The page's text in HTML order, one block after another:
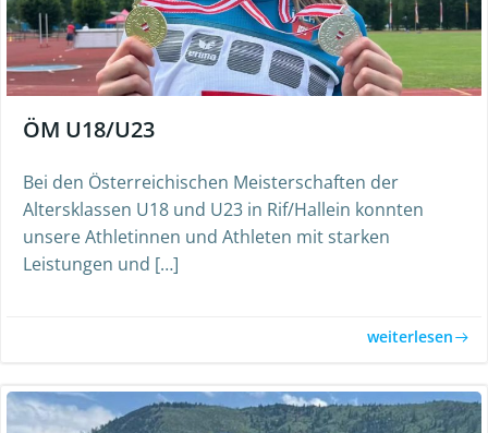
ÖM U18/U23
Bei den Österreichischen Meisterschaften der
Altersklassen U18 und U23 in Rif/Hallein konnten
unsere Athletinnen und Athleten mit starken
Leistungen und […]
weiterlesen